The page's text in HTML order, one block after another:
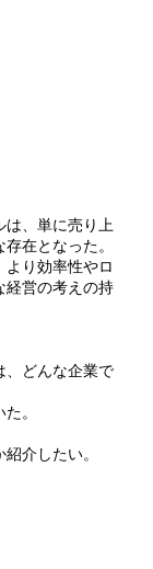
は、単に売り上
在となった。
り効率性やロ
経営の考えの持
、どんな企業で
。
介したい。